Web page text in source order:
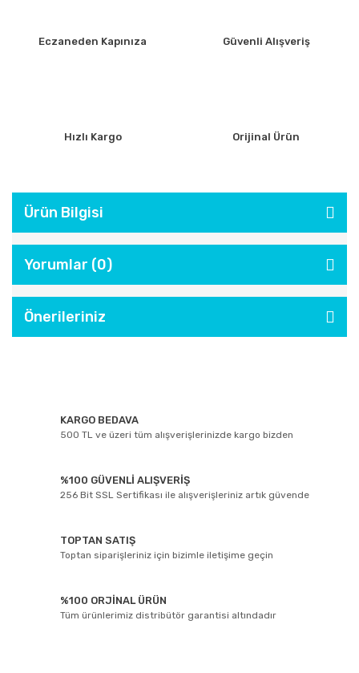
Eczaneden Kapınıza Güvenli Alışveriş
Hızlı Kargo Orijinal Ürün
Ürün Bilgisi
Yorumlar (0)
Önerileriniz
KARGO BEDAVA
500 TL ve üzeri tüm alışverişlerinizde kargo bizden
%100 GÜVENLİ ALIŞVERİŞ
256 Bit SSL Sertifikası ile alışverişleriniz artık güvende
TOPTAN SATIŞ
Toptan siparişleriniz için bizimle iletişime geçin
%100 ORJİNAL ÜRÜN
Tüm ürünlerimiz distribütör garantisi altındadır